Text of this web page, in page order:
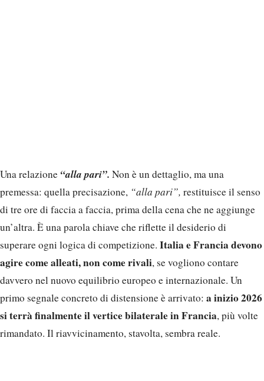
Una relazione “alla pari”. Non è un dettaglio, ma una
premessa: quella precisazione, “alla pari”, restituisce il senso
di tre ore di faccia a faccia, prima della cena che ne aggiunge
un’altra. È una parola chiave che riflette il desiderio di
superare ogni logica di competizione. Italia e Francia devono
agire come alleati, non come rivali, se vogliono contare
davvero nel nuovo equilibrio europeo e internazionale. Un
primo segnale concreto di distensione è arrivato: a inizio 2026
si terrà finalmente il vertice bilaterale in Francia, più volte
rimandato. Il riavvicinamento, stavolta, sembra reale.